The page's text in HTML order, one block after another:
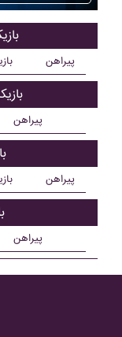
پیراهن
پیراهن
پیراهن
پیراهن